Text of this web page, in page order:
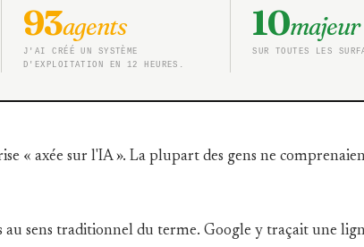
93agents
J'AI CRÉÉ UN SYSTÈME
D'EXPLOITATION EN 12 HEURES.
10majeur
SUR TOUTES LES
« axée sur l'IA ». La plupart des gens ne
sens traditionnel du terme. Google y traçait une